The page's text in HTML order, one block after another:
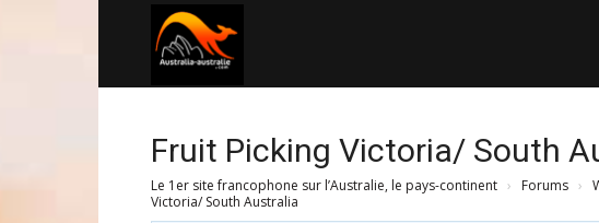
Fruit Picking Victoria/ South
Le 1er site francophone sur l’Australie, le pays-continent › Forums ›
Victoria/ South Australia